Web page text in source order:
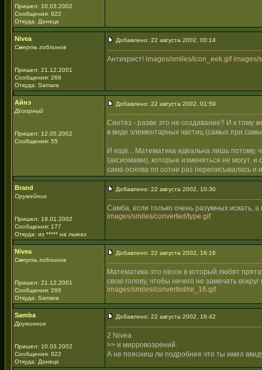
Пришел: 10.03.2002
Сообщения: 922
Откуда: Донецк
Nivea
Смерть гоблинов
Пришел: 21.12.2001
Сообщения: 266
Откуда: Samara
Добавлено: 22 августа 2002, 00:14
Антихрист! images/smiles/icon_eek.gif images/
Айнэ
Дозорный
Пришел: 12.05.2002
Сообщения: 55
Добавлено: 22 августа 2002, 01:59
Синтез - разве это не создавание? И к тому
в виде элементарных частиц (самых при
И еще... Математика идеальна лишь потому,
(аксиомами), которые изменяться не могут, и
сама основа по сотни раз переписывалась и
Brand
Оружейник
Пришел: 19.01.2002
Сообщения: 177
Откуда: из ***** на лыжах
Добавлено: 22 августа 2002, 10:30
Самба, если только очень разумных искать,
images/smiles/converted/type.gif
Nivea
Смерть гоблинов
Пришел: 21.12.2001
Сообщения: 266
Откуда: Samara
Добавлено: 22 августа 2002, 16:16
Математика-это песок в который любят
свою голову, чтобы ничего не замечать
images/smiles/converted/re_16.gif
Samba
Дружинник
Пришел: 10.03.2002
Сообщения: 922
Откуда: Донецк
Добавлено: 22 августа 2002, 16:42
2 Nivea
>> и мирровозрений.
А не поясниш ли подробнее что ты имел